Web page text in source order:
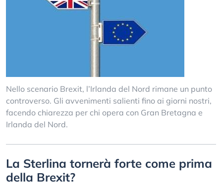
Nello scenario Brexit, l’Irlanda del Nord rimane un punto
controverso. Gli avvenimenti salienti fino ai giorni nostri,
facendo chiarezza per chi opera con Gran Bretagna e
Irlanda del Nord.
La Sterlina tornerà forte come prima
della Brexit?